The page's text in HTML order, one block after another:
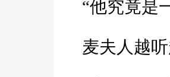
“他究竟是
麦夫人越听